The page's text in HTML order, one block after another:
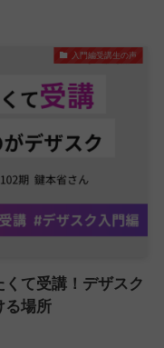
入門編受講生の声
て受講！デザスク
る場所